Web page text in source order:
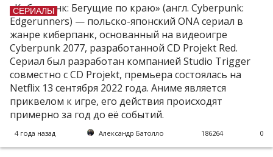
СЕРИАЛЫ
«Киберпанк: Бегущие по краю» (англ. Cyberpunk:
Edgerunners) — польско-японский ONA сериал в
жанре киберпанк, основанный на видеоигре
Cyberpunk 2077, разработанной CD Projekt Red.
Сериал был разработан компанией Studio Trigger
совместно с CD Projekt, премьера состоялась на
Netflix 13 сентября 2022 года. Аниме является
приквелом к игре, его действия происходят
примерно за год до её событий.
4 года назад Александр Батолло 186264 0